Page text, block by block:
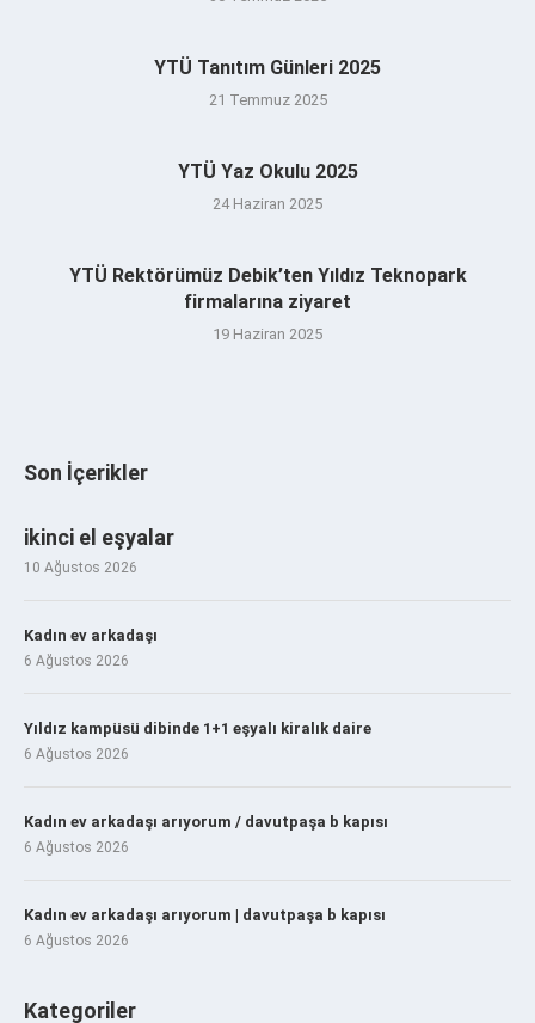
YTÜ Tanıtım Günleri 2025
21 Temmuz 2025
YTÜ Yaz Okulu 2025
24 Haziran 2025
YTÜ Rektörümüz Debik’ten Yıldız Teknopark
firmalarına ziyaret
19 Haziran 2025
Son İçerikler
ikinci el eşyalar
10 Ağustos 2026
Kadın ev arkadaşı
6 Ağustos 2026
Yıldız kampüsü dibinde 1+1 eşyalı kiralık daire
6 Ağustos 2026
Kadın ev arkadaşı arıyorum / davutpaşa b kapısı
6 Ağustos 2026
Kadın ev arkadaşı arıyorum | davutpaşa b kapısı
6 Ağustos 2026
Kategoriler